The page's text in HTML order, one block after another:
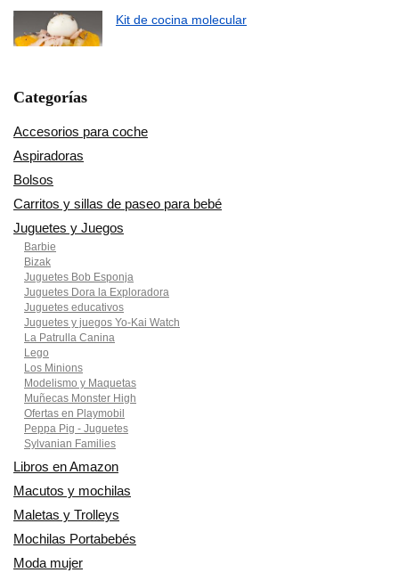
Kit de cocina molecular
Categorías
Accesorios para coche
Aspiradoras
Bolsos
Carritos y sillas de paseo para bebé
Juguetes y Juegos
Barbie
Bizak
Juguetes Bob Esponja
Juguetes Dora la Exploradora
Juguetes educativos
Juguetes y juegos Yo-Kai Watch
La Patrulla Canina
Lego
Los Minions
Modelismo y Maquetas
Muñecas Monster High
Ofertas en Playmobil
Peppa Pig - Juguetes
Sylvanian Families
Libros en Amazon
Macutos y mochilas
Maletas y Trolleys
Mochilas Portabebés
Moda mujer